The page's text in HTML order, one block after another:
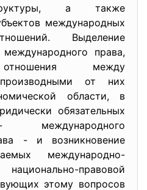
а также
международных
Выделение
права,
между
от них
области, в
обязательных
- и возникновение
международно-
правовой
этому вопросов